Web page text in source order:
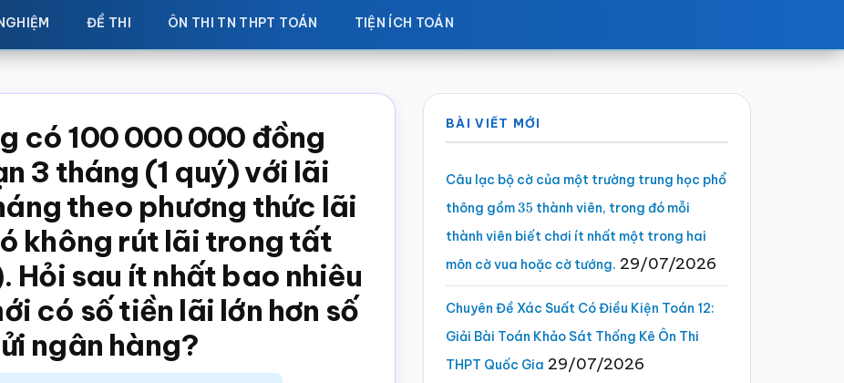
ĐỀ THI ÔN THI TN THPT TOÁN TIỆN ÍCH TOÁN
có 100 000 000 đồng
3 tháng (1 quý) với lãi
theo phương thức lãi
không rút lãi trong tất
Hỏi sau ít nhất bao nhiêu
có số tiền lãi lớn hơn số
ngân hàng?
Sidebar
chính
BÀI VIẾT MỚI
Câu lạc bộ cờ của một trường trung học phổ
thông gồm35 thành viên, trong đó mỗi
thành viên biết chơi ít nhất một trong hai
môn cờ vua hoặc cờ tướng. 29/07/2026
Chuyên Đề Xác Suất Có Điều Kiện Toán 12:
Giải Bài Toán Khảo Sát Thống Kê Ôn Thi
THPT Quốc Gia 29/07/2026